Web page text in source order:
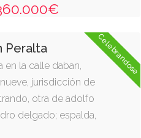
Celebrandose
Peralta
en la calle daban,
jurisdicción de
otra de adolfo
delgado; espalda,
tres pisos y el bajo. se